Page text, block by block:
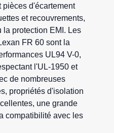
pièces d'écartement
et recouvrements,
la protection EMI. Les
FR 60 sont la
UL94 V-0,
l'UL-1950 et
de nombreuses
propriétés d'isolation
une grande
compatibilité avec les